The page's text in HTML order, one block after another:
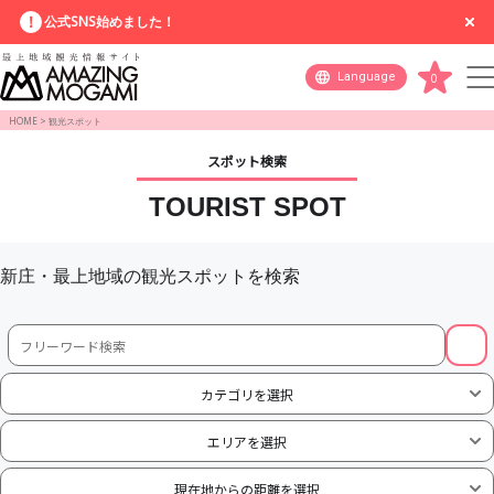
公式SNS始めました！
Language 0
HOME > 観光スポット
スポット検索
TOURIST SPOT
新庄・最上地域の観光スポットを検索
カテゴリを選択
エリアを選択
現在地からの距離を選択